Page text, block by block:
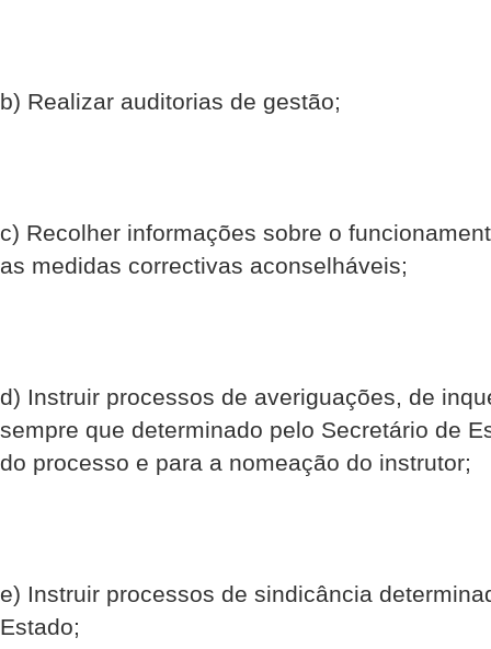
b) Realizar auditorias de gestão;
c) Recolher informações sobre o
as medidas correctivas aconselháveis;
d) Instruir processos de averiguações, de
sempre que determinado pelo Secretário de
do processo e para a nomeação do instrutor;
e) Instruir processos de sindicância
Estado;